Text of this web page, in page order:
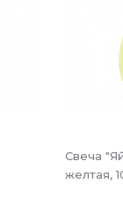
Свеча
желтая,